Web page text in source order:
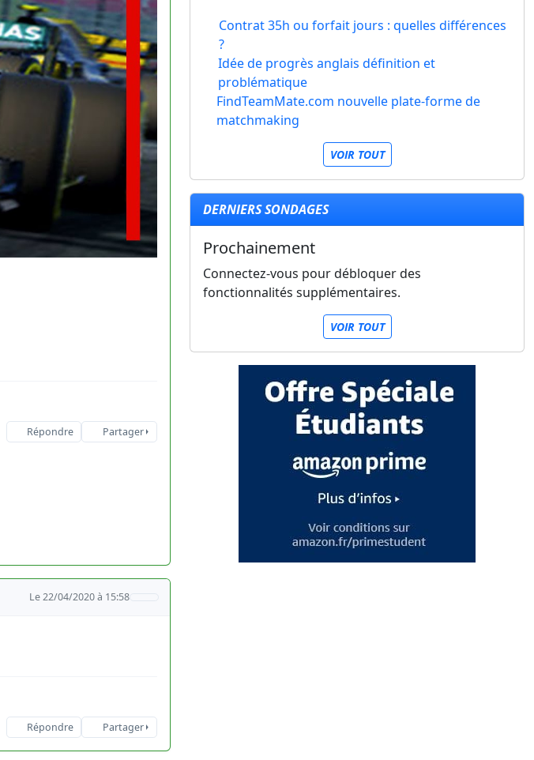
Répondre Partager
Le 22/04/2020 à 15:58
Répondre Partager
Contrat 35h ou forfait jours : quelles différences
?
Idée de progrès anglais définition et
problématique
FindTeamMate.com nouvelle plate-forme de
matchmaking
VOIR TOUT
DERNIERS SONDAGES
Prochainement
Connectez-vous pour débloquer des
fonctionnalités supplémentaires.
VOIR TOUT